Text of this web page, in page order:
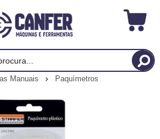
Manuais Paquímetros